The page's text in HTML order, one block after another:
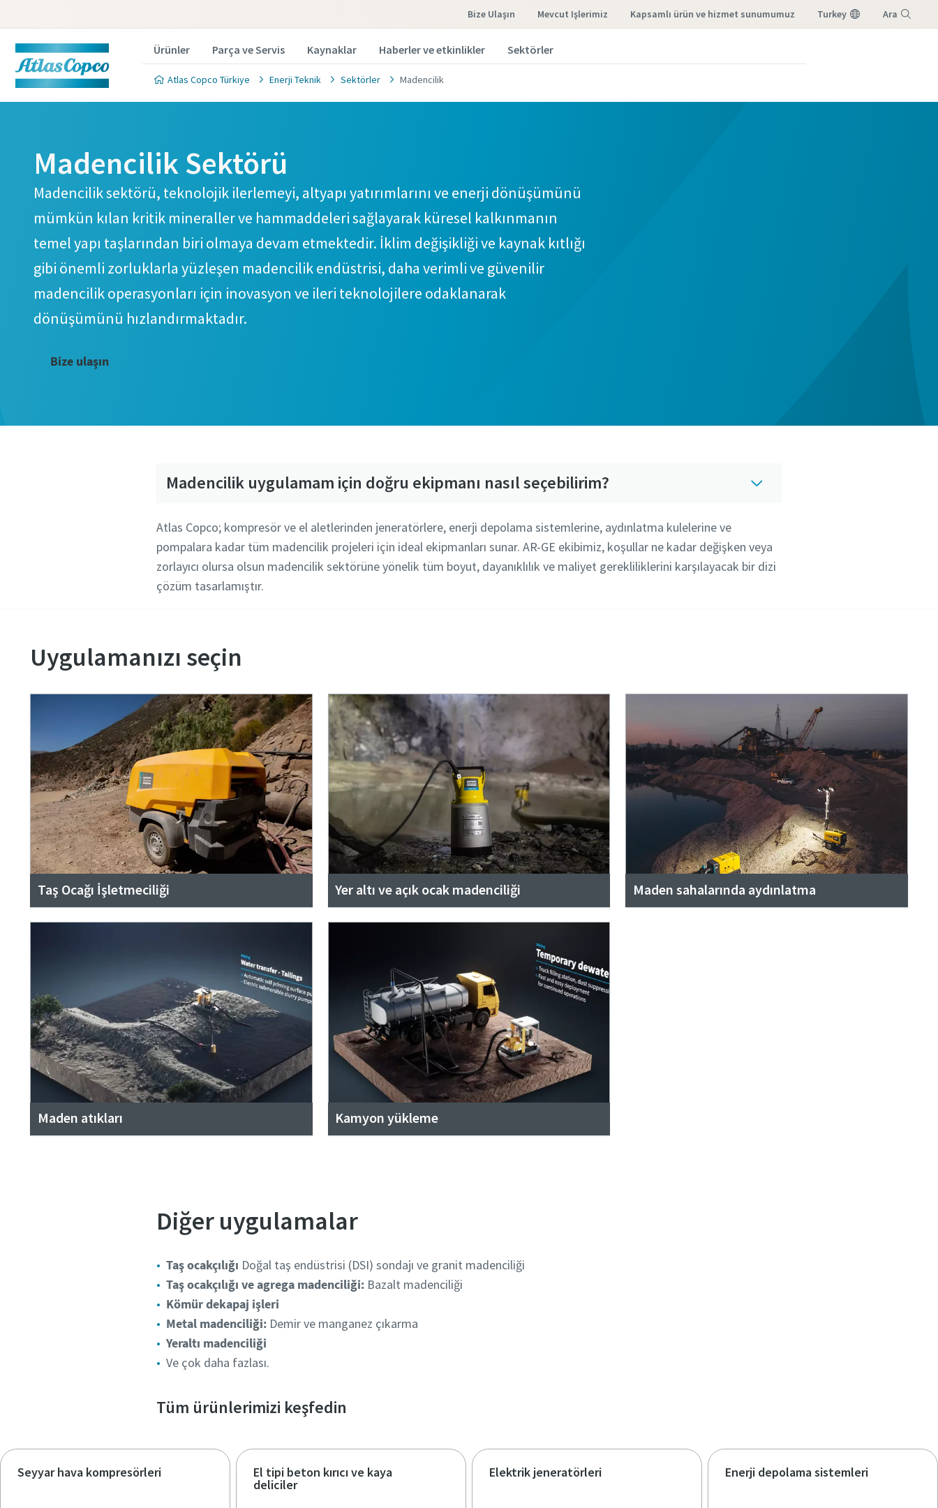
Bize Ulaşın Mevcut Işlerimiz kapsamlı ürün ve hizmet sunumumuz Turkey Ara
Ürünler Parça ve Servis Kaynaklar Haberler ve etkinlikler Sektörler
Atlas Copco Türkiye Enerji Teknik Sektörler Madencilik
Madencilik Sektörü
Madencilik sektörü, teknolojik ilerlemeyi, altyapı yatırımlarını ve enerji dönüşümünü
mümkün kılan kritik mineraller ve hammaddeleri sağlayarak küresel kalkınmanın
temel yapı taşlarından biri olmaya devam etmektedir. İklim değişikliği ve kaynak kıtlığı
gibi önemli zorluklarla yüzleşen madencilik endüstrisi, daha verimli ve güvenilir
madencilik operasyonları için inovasyon ve ileri teknolojilere odaklanarak
dönüşümünü hızlandırmaktadır.
Bize ulaşın
Madencilik uygulamam için doğru ekipmanı nasıl seçebilirim?
Atlas Copco; kompresör ve el aletlerinden jeneratörlere, enerji depolama sistemlerine, aydınlatma kulelerine ve
pompalara kadar tüm madencilik projeleri için ideal ekipmanları sunar. AR-GE ekibimiz, koşullar ne kadar değişken veya
zorlayıcı olursa olsun madencilik sektörüne yönelik tüm boyut, dayanıklılık ve maliyet gerekliliklerini karşılayacak bir dizi
çözüm tasarlamıştır.
Uygulamanızı seçin
Taş Ocağı İşletmeciliği Yer altı ve açık ocak madenciliği Maden sahalarında aydınlatma
Maden atıkları Kamyon yükleme
Diğer uygulamalar
Taş ocakçılığı Doğal taş endüstrisi (DSI) sondajı ve granit madenciliği
Taş ocakçılığı ve agrega madenciliği: Bazalt madenciliği
Kömür dekapaj işleri
Metal madenciliği: Demir ve manganez çıkarma
Yeraltı madenciliği
Ve çok daha fazlası.
Tüm ürünlerimizi keşfedin
Seyyar hava kompresörleri El tipi beton kırıcı ve kaya
deliciler
Elektrik jeneratörleri Enerji depolama sistemleri